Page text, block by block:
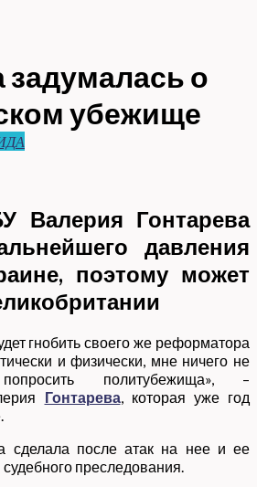
задумалась о
убежище
Валерия Гонтарева
давления
поэтому может
гнобить своего же реформатора
и физически, мне ничего не
политубежища», –
Гонтарева , которая уже год
сделала после атак на нее и ее
преследования.